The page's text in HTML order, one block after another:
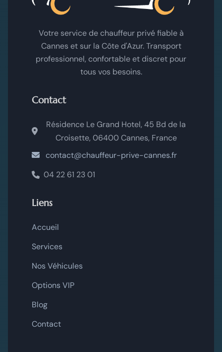
Votre service de chauffeur privé fiable à
Cannes et sur la Côte d'Azur. Transport
professionnel, confortable et discret pour
tous vos besoins.
Contact
Résidence Le Grand Hotel, 45 Bd de la
Croisette, 06400 Cannes, France
contact@chauffeur-prive-cannes.fr
04 22 61 23 01
Liens
Accueil
Services
Nos Véhicules
Options VIP
Blog
Contact